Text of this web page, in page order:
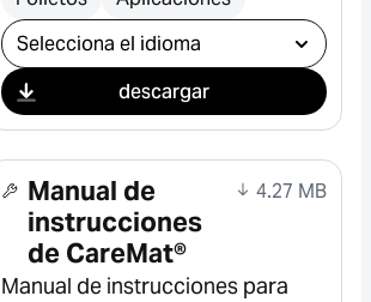
Seleccionar descarga
descargar
Manual de
instrucciones
de CareMat®
4.27 MB
Manual de instrucciones para